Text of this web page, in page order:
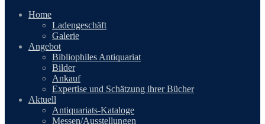
Home
Ladengeschäft
Galerie
Angebot
Bibliophiles Antiquariat
Bilder
Ankauf
Expertise und Schätzung ihrer Bücher
Aktuell
Antiquariats-Kataloge
Messen/Ausstellungen